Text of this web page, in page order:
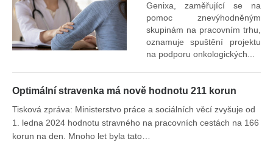
Genixa, zaměřující se na
pomoc znevýhodněným
skupinám na pracovním trhu,
oznamuje spuštění projektu
na podporu onkologických...
Optimální stravenka má nově hodnotu 211 korun
Tisková zpráva: Ministerstvo práce a sociálních věcí zvyšuje od
1. ledna 2024 hodnotu stravného na pracovních cestách na 166
korun na den. Mnoho let byla tato…